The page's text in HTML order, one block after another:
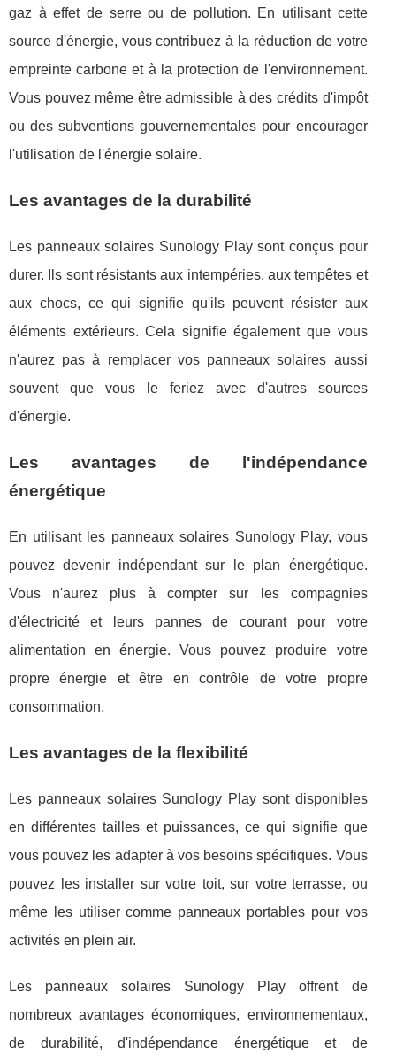
gaz à effet de serre ou de pollution. En utilisant cette
source d'énergie, vous contribuez à la réduction de votre
empreinte carbone et à la protection de l'environnement.
Vous pouvez même être admissible à des crédits d'impôt
ou des subventions gouvernementales pour encourager
l'utilisation de l'énergie solaire.
Les avantages de la durabilité
Les panneaux solaires Sunology Play sont conçus pour
durer. Ils sont résistants aux intempéries, aux tempêtes et
aux chocs, ce qui signifie qu'ils peuvent résister aux
éléments extérieurs. Cela signifie également que vous
n'aurez pas à remplacer vos panneaux solaires aussi
souvent que vous le feriez avec d'autres sources
d'énergie.
Les avantages de l'indépendance
énergétique
En utilisant les panneaux solaires Sunology Play, vous
pouvez devenir indépendant sur le plan énergétique.
Vous n'aurez plus à compter sur les compagnies
d'électricité et leurs pannes de courant pour votre
alimentation en énergie. Vous pouvez produire votre
propre énergie et être en contrôle de votre propre
consommation.
Les avantages de la flexibilité
Les panneaux solaires Sunology Play sont disponibles
en différentes tailles et puissances, ce qui signifie que
vous pouvez les adapter à vos besoins spécifiques. Vous
pouvez les installer sur votre toit, sur votre terrasse, ou
même les utiliser comme panneaux portables pour vos
activités en plein air.
Les panneaux solaires Sunology Play offrent de
nombreux avantages économiques, environnementaux,
de durabilité, d'indépendance énergétique et de